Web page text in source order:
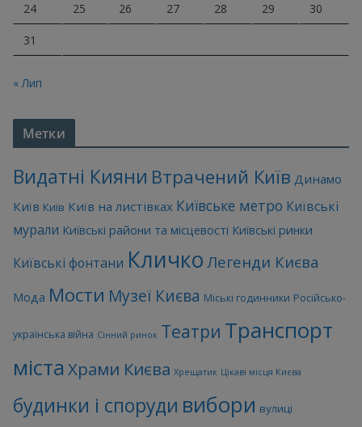
24 25 26 27 28 29 30
31
« Лип
Метки
Видатні Кияни Втрачений Київ Динамо
Київ Київ Київ на листівках Київське метро Київські
мурали Київські райони та місцевості Київські ринки
Київські фонтани Кличко Легенди Києва
Мода Мости Музеї Києва Міські годинники Російсько-
українська війна Сінний ринок Театри Транспорт
міста Храми Києва Хрещатик Цікаві місця Києва
будинки і споруди вибори вулиці